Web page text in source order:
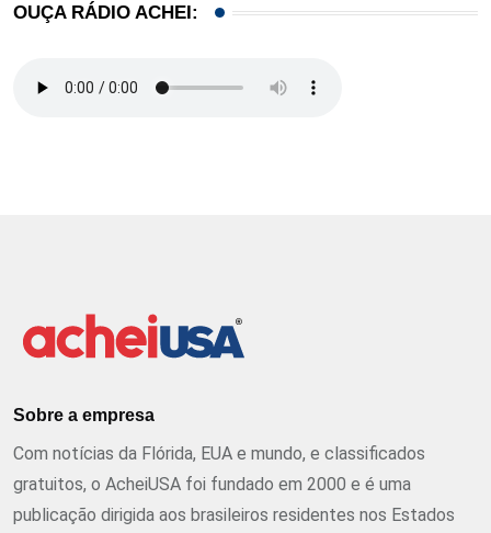
OUÇA RÁDIO ACHEI:
Sobre a empresa
Com notícias da Flórida, EUA e mundo, e classificados
gratuitos, o AcheiUSA foi fundado em 2000 e é uma
publicação dirigida aos brasileiros residentes nos Estados